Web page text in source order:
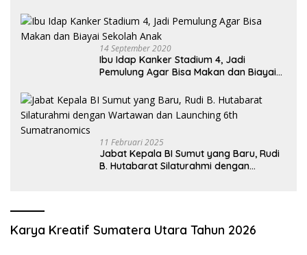
14 September 2020
Ibu Idap Kanker Stadium 4, Jadi
Pemulung Agar Bisa Makan dan Biayai
11 Februari 2025
Jabat Kepala BI Sumut yang Baru, Rudi
B. Hutabarat Silaturahmi dengan
Karya Kreatif Sumatera Utara Tahun 2026